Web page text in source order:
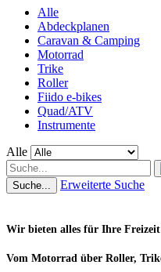
Alle
Abdeckplanen
Caravan & Camping
Motorrad
Trike
Roller
Fiido e-bikes
Quad/ATV
Instrumente
Alle
Suche... Erweiterte Suche
Wir bieten alles für Ihre
Vom Motorrad über Roller,